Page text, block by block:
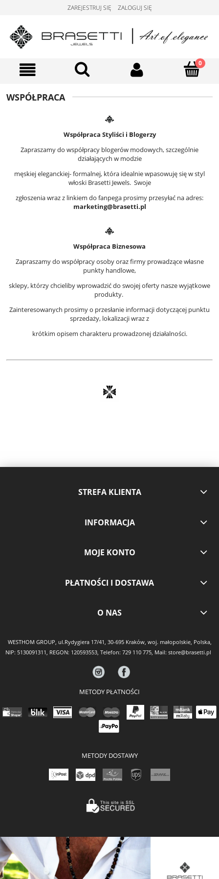
ZAREJESTRUJ SIĘ ZALOGUJ SIĘ
WSPÓŁPRACA
Współpraca Styliści i Blogerzy
Zapraszamy do współpracy blogerów modowych, szczególnie
działających w modzie
męskiej eleganckiej- formalnej, która idealnie wpasowuję się w styl
włoski Brasetti Jewels. Swoje
zgłoszenia wraz z linkiem do fanpega prosimy przesyłać na adres:
marketing@brasetti.pl
Współpraca Biznesowa
Zapraszamy do współpracy osoby oraz firmy prowadzące własne
punkty handlowe,
sklepy, którzy chcieliby wprowadzić do swojej oferty nasze wyjątkowe
produkty.
Zainteresowanych prosimy o przesłanie informacji dotyczącej punktu
sprzedaży, lokalizacji wraz z
krótkim opisem charakteru prowadzonej działalności.
STREFA KLIENTA
INFORMACJA
MOJE KONTO
PŁATNOŚCI I DOSTAWA
O NAS
WESTHOM GROUP, ul.Rydygiera 17/41, 30-695 Kraków, woj. małopolskie, Polska,
NIP: 5130091311, REGON: 120593553, Telefon: 729 110 775, Mail: store@brasetti.pl
METODY PŁATNOŚCI
METODY DOSTAWY